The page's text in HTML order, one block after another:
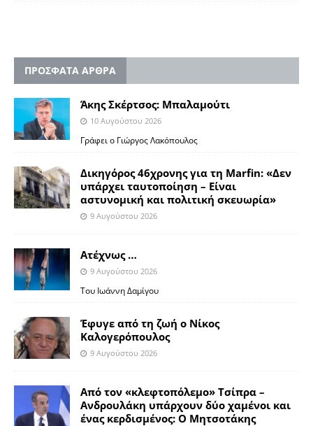
ΠΡΟΣΦΑΤΑ ΑΡΘΡΑ
Άκης Σκέρτσος: Μπαλαμούτι
10 Αυγούστου 2026
Γράφει ο Γιώργος Λακόπουλος
Δικηγόρος 46χρονης για τη Marfin: «Δεν
υπάρχει ταυτοποίηση – Είναι
αστυνομική και πολιτική σκευωρία»
9 Αυγούστου 2026
Ατέχνως …
9 Αυγούστου 2026
Του Ιωάννη Δαμίγου
Έφυγε από τη ζωή ο Νίκος
Καλογερόπουλος
9 Αυγούστου 2026
Από τον «κλεφτοπόλεμο» Τσίπρα –
Ανδρουλάκη υπάρχουν δύο χαμένοι και
ένας κερδισμένος: Ο Μητσοτάκης